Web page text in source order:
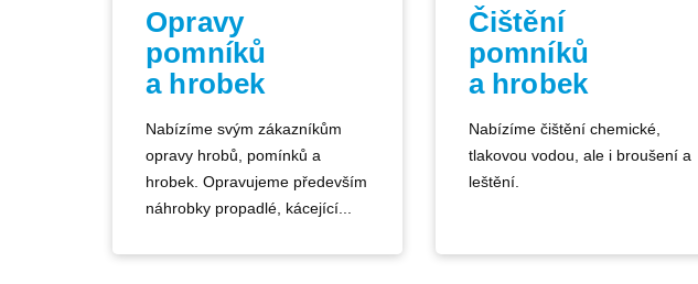
Opravy
pomníků
a hrobek
Nabízíme svým zákazníkům
opravy hrobů, pomínků a
hrobek. Opravujeme především
náhrobky propadlé, kácející...
Čištění
pomníků
a hrobek
Nabízíme čištění chemické,
tlakovou vodou, ale i broušení a
leštění.